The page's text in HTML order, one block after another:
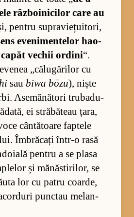
răz­bo­i­ni­ci­lor care au
pen­tru su­pra­vie­țu­i­to­ri,
eve­ni­men­te­lor hao­
ca­păt ve­chii or­dini“.
„că­lu­gă­ri­lor cu
sau biwa bōzu), niște
Ase­mă­nă­tori tru­ba­du­
ei stră­bă­teau ța­ra,
cân­tă­toare fap­tele
Îm­bră­cați în­tr-o rasă
pen­tru a se plasa
și mă­năs­ti­ri­lor, se
lor cu pa­tru coar­de,
punc­tau me­lan­